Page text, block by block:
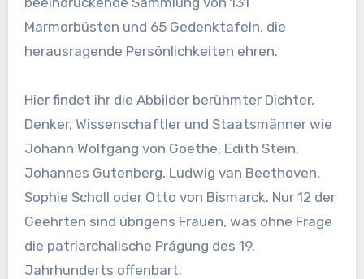
Marmorbüsten und 65 Gedenktafeln, die
herausragende Persönlichkeiten ehren.
Hier findet ihr die Abbilder berühmter Dichter,
Denker, Wissenschaftler und Staatsmänner wie
Johann Wolfgang von Goethe, Edith Stein,
Johannes Gutenberg, Ludwig van Beethoven,
Sophie Scholl oder Otto von Bismarck. Nur 12 der
Geehrten sind übrigens Frauen, was ohne Frage
die patriarchalische Prägung des 19.
Jahrhunderts offenbart.